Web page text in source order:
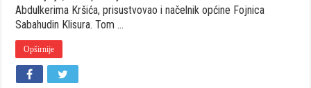
Abdulkerima Kršića, prisustvovao i načelnik općine Fojnica
Sabahudin Klisura. Tom …
Opširnije